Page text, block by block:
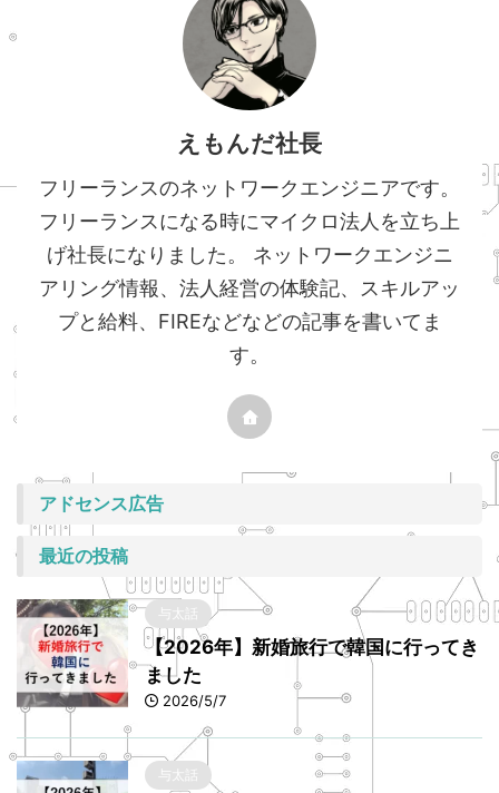
えもんだ社長
フリーランスのネットワークエンジニアです。
フリーランスになる時にマイクロ法人を立ち上
げ社長になりました。 ネットワークエンジニ
アリング情報、法人経営の体験記、スキルアッ
プと給料、FIREなどなどの記事を書いてま
す。
アドセンス広告
最近の投稿
与太話
【2026年】新婚旅行で韓国に行ってき
ました
2026/5/7
与太話